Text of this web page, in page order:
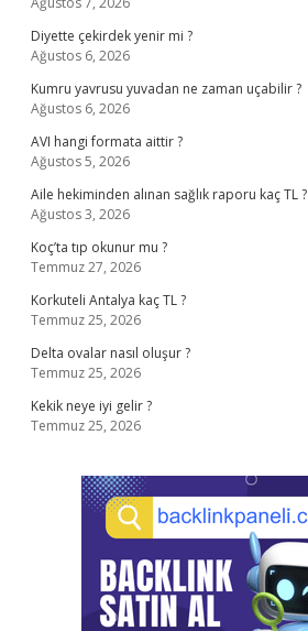
Diyette çekirdek yenir mi ?
Ağustos 6, 2026
Kumru yavrusu yuvadan ne zaman uçabilir ?
Ağustos 6, 2026
AVI hangi formata aittir ?
Ağustos 5, 2026
Aile hekiminden alınan sağlık raporu kaç TL ?
Ağustos 3, 2026
Koç’ta tıp okunur mu ?
Temmuz 27, 2026
Korkuteli Antalya kaç TL ?
Temmuz 25, 2026
Delta ovalar nasıl oluşur ?
Temmuz 25, 2026
Kekik neye iyi gelir ?
Temmuz 25, 2026